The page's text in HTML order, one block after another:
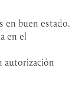
en buen estado.
en el
autorización